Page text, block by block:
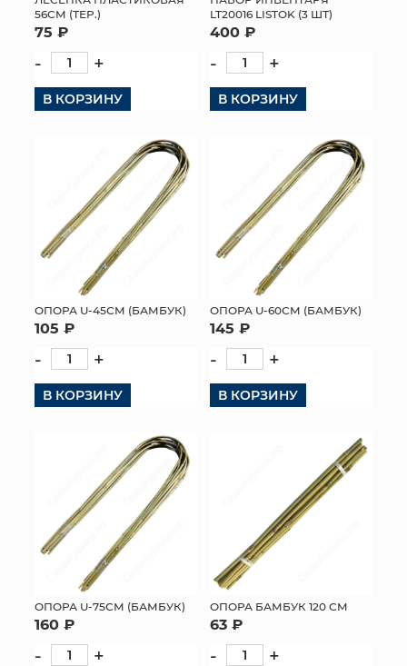
56СМ (ТЕР.)
75 ₽
- +
В КОРЗИНУ
LT20016 LISTOK (3 ШТ)
400 ₽
- +
В КОРЗИНУ
ОПОРА U-45СМ (БАМБУК)
105 ₽
- +
В КОРЗИНУ
ОПОРА U-60СМ (БАМБУК)
145 ₽
- +
В КОРЗИНУ
ОПОРА U-75СМ (БАМБУК)
160 ₽
- +
ОПОРА БАМБУК 120 СМ
63 ₽
- +